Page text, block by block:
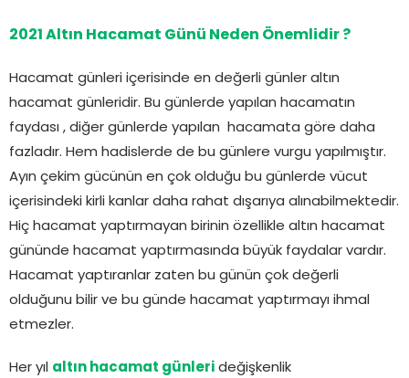
2021 Altın Hacamat Günü Neden Önemlidir ?
Hacamat günleri içerisinde en değerli günler altın
hacamat günleridir. Bu günlerde yapılan hacamatın
faydası , diğer günlerde yapılan hacamata göre daha
fazladır. Hem hadislerde de bu günlere vurgu yapılmıştır.
Ayın çekim gücünün en çok olduğu bu günlerde vücut
içerisindeki kirli kanlar daha rahat dışarıya alınabilmektedir.
Hiç hacamat yaptırmayan birinin özellikle altın hacamat
gününde hacamat yaptırmasında büyük faydalar vardır.
Hacamat yaptıranlar zaten bu günün çok değerli
olduğunu bilir ve bu günde hacamat yaptırmayı ihmal
etmezler.
Her yıl altın hacamat günleri değişkenlik